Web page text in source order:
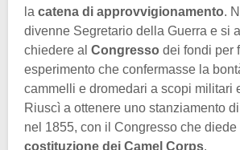
la catena di approvvigionamento.
divenne Segretario della Guerra e si
chiedere al Congresso dei fondi per
esperimento che confermasse la
cammelli e dromedari a scopi militari
Riuscì a ottenere uno stanziamento
nel 1855, con il Congresso che
costituzione dei Camel Corps.